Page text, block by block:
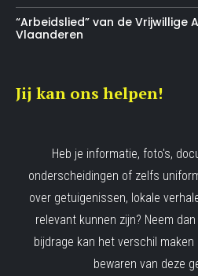
“Arbeidslied” van de Vrijwillige
Vlaanderen
Jij kan ons helpen!
Heb je informatie, foto's,
onderscheidingen of zelfs
over getuigenissen, lokale
relevant kunnen zijn? Neem
bijdrage kan het verschil
bewaren van deze